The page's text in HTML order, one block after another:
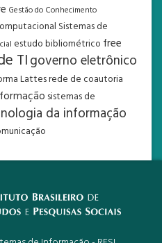
Gestão do Conhecimento
Sistemas de
estudo bibliométrico free
TIgoverno eletrônico
Lattesrede de coautoria
sistemas de
da informação